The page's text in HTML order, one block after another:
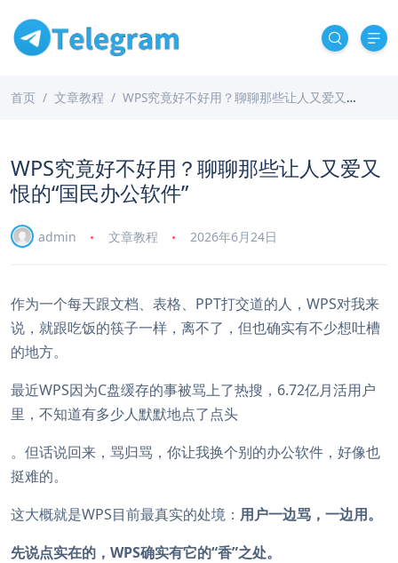
首页 文章教程 WPS究竟好不好用？聊聊那些让人又爱又恨的“国民办公软件”
WPS究竟好不好用？聊聊那些让人又爱又
恨的“国民办公软件”
admin 文章教程 2026年6月24日
作为一个每天跟文档、表格、PPT打交道的人，WPS对我来
说，就跟吃饭的筷子一样，离不了，但也确实有不少想吐槽
的地方。
最近WPS因为C盘缓存的事被骂上了热搜，6.72亿月活用户
里，不知道有多少人默默地点了点头
。但话说回来，骂归骂，你让我换个别的办公软件，好像也
挺难的。
这大概就是WPS目前最真实的处境： 用户一边骂，一边用。
先说点实在的，WPS确实有它的“香”之处。